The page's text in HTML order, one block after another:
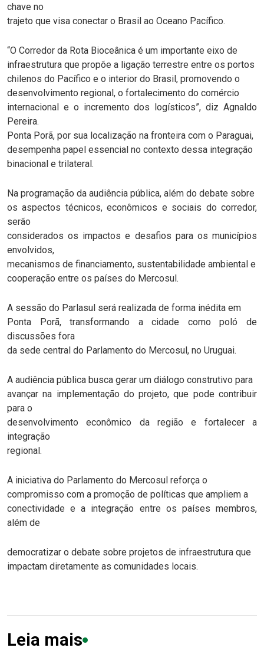
chave no
trajeto que visa conectar o Brasil ao Oceano Pacífico.
“O Corredor da Rota Bioceânica é um importante eixo de
infraestrutura que propõe a ligação terrestre entre os portos
chilenos do Pacífico e o interior do Brasil, promovendo o
desenvolvimento regional, o fortalecimento do comércio
internacional e o incremento dos logísticos”, diz Agnaldo
Pereira.
Ponta Porã, por sua localização na fronteira com o Paraguai,
desempenha papel essencial no contexto dessa integração
binacional e trilateral.
Na programação da audiência pública, além do debate sobre
os aspectos técnicos, econômicos e sociais do corredor,
serão
considerados os impactos e desafios para os municípios
envolvidos,
mecanismos de financiamento, sustentabilidade ambiental e
cooperação entre os países do Mercosul.
A sessão do Parlasul será realizada de forma inédita em
Ponta Porã, transformando a cidade como poló de
discussões fora
da sede central do Parlamento do Mercosul, no Uruguai.
A audiência pública busca gerar um diálogo construtivo para
avançar na implementação do projeto, que pode contribuir
para o
desenvolvimento econômico da região e fortalecer a
integração
regional.
A iniciativa do Parlamento do Mercosul reforça o
compromisso com a promoção de políticas que ampliem a
conectividade e a integração entre os países membros,
além de
democratizar o debate sobre projetos de infraestrutura que
impactam diretamente as comunidades locais.
Leia mais